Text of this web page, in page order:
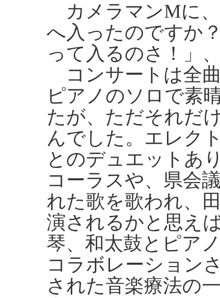
カメラマンМに、
へ入ったのですか
って入るのさ！」
コンサートは全
ピアノのソロで素
たが、ただそれだ
んでした。エレク
とのデュエットあ
コーラスや、県会
れた歌を歌われ、
演されるかと思え
琴、和太鼓とピア
コラボレーション
された音楽療法の